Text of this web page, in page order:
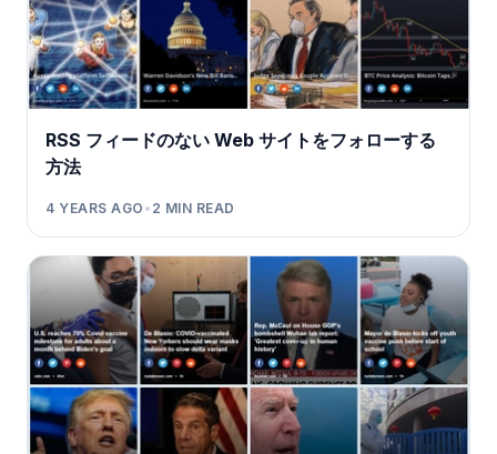
RSS フィードのない Web サイトをフォローする
方法
4 YEARS AGO • 2 MIN READ